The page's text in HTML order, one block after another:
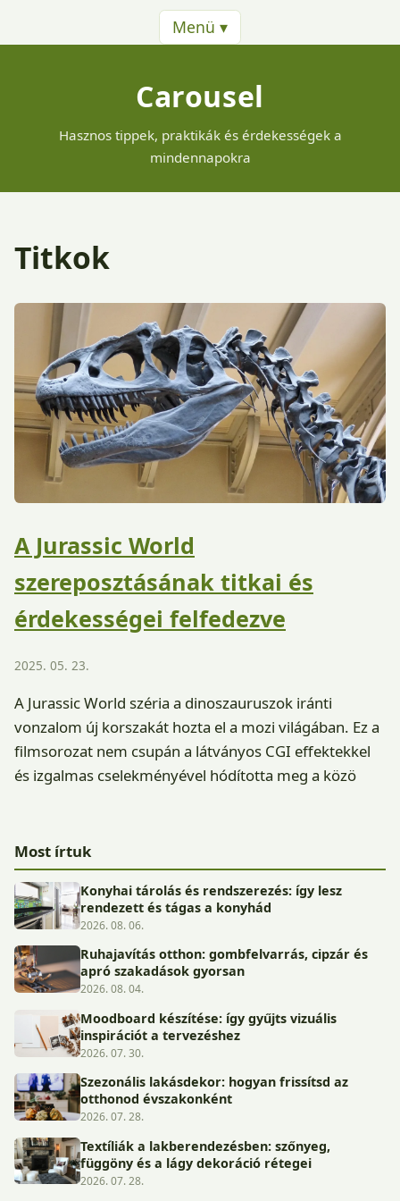
Menü ▾
Carousel
Hasznos tippek, praktikák és érdekességek a
mindennapokra
Titkok
A Jurassic World
szereposztásának titkai és
érdekességei felfedezve
2025. 05. 23.
A Jurassic World széria a dinoszauruszok iránti
vonzalom új korszakát hozta el a mozi világában. Ez a
filmsorozat nem csupán a látványos CGI effektekkel
és izgalmas cselekményével hódította meg a közö
Most írtuk
Konyhai tárolás és rendszerezés: így lesz
rendezett és tágas a konyhád
2026. 08. 06.
Ruhajavítás otthon: gombfelvarrás, cipzár és
apró szakadások gyorsan
2026. 08. 04.
Moodboard készítése: így gyűjts vizuális
inspirációt a tervezéshez
2026. 07. 30.
Szezonális lakásdekor: hogyan frissítsd az
otthonod évszakonként
2026. 07. 28.
Textíliák a lakberendezésben: szőnyeg,
függöny és a lágy dekoráció rétegei
2026. 07. 28.